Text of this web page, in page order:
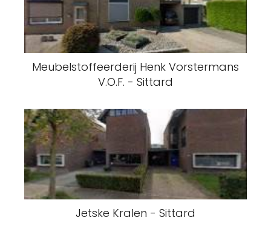
Meubelstoffeerderij Henk Vorstermans
V.O.F. - Sittard
Jetske Kralen - Sittard